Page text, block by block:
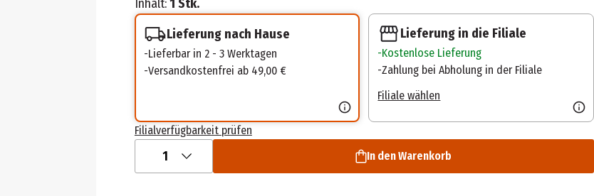
Inhalt:1 Stk.
Lieferung nach Hause
Lieferbar in 2 - 3 Werktagen
Versandkostenfrei ab 49,00 €
Lieferung in die Filiale
Kostenlose Lieferung
Zahlung bei Abholung in der Filiale
Filiale wählen
Filialverfügbarkeit prüfen
1 In den Warenkorb